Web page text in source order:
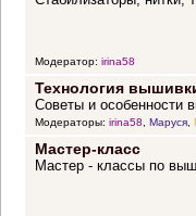
Модератор: irina58
Технология
Советы и особенности
Модераторы: irina58, Маруся,
Мастер-класс
Мастер - классы по